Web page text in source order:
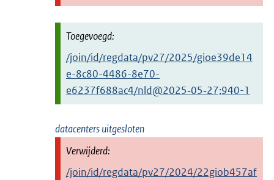
/join/id/regdata/pv27/2025/gioe39de14
e-8c80-4486-8e70-
e6237f688ac4/nld@2025‑05‑27;940-1
datacenters uitgesloten
/join/id/regdata/pv27/2024/22giob457af